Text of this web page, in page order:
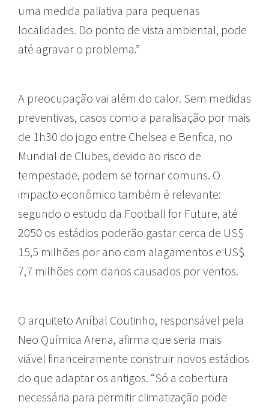
uma medida paliativa para pequenas
localidades. Do ponto de vista ambiental, pode
até agravar o problema.”
A preocupação vai além do calor. Sem medidas
preventivas, casos como a paralisação por mais
de 1h30 do jogo entre Chelsea e Benfica, no
Mundial de Clubes, devido ao risco de
tempestade, podem se tornar comuns. O
impacto econômico também é relevante:
segundo o estudo da Football for Future, até
2050 os estádios poderão gastar cerca de US$
15,5 milhões por ano com alagamentos e US$
7,7 milhões com danos causados por ventos.
O arquiteto Aníbal Coutinho, responsável pela
Neo Química Arena, afirma que seria mais
viável financeiramente construir novos estádios
do que adaptar os antigos. “Só a cobertura
necessária para permitir climatização pode